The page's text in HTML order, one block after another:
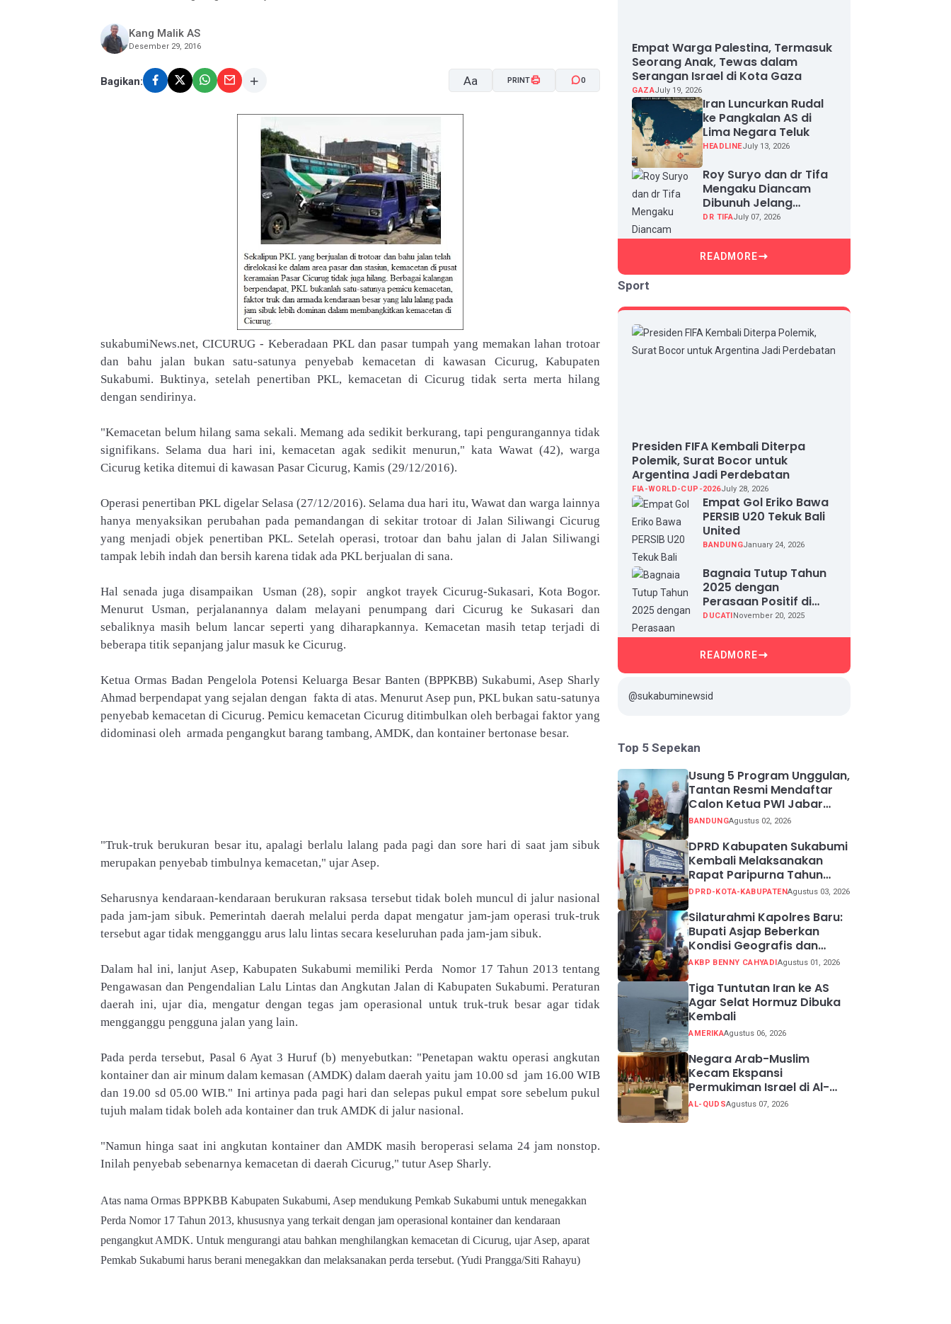
Kang Malik AS
Desember 29, 2016
Bagikan: Aa PRINT 0
sukabumiNews.net, CICURUG - Keberadaan PKL dan pasar tumpah yang memakan lahan trotoar
dan bahu jalan bukan satu-satunya penyebab kemacetan di kawasan Cicurug, Kabupaten
Sukabumi. Buktinya, setelah penertiban PKL, kemacetan di Cicurug tidak serta merta hilang
dengan sendirinya.
"Kemacetan belum hilang sama sekali. Memang ada sedikit berkurang, tapi pengurangannya tidak
signifikans. Selama dua hari ini, kemacetan agak sedikit menurun," kata Wawat (42), warga
Cicurug ketika ditemui di kawasan Pasar Cicurug, Kamis (29/12/2016).
Operasi penertiban PKL digelar Selasa (27/12/2016). Selama dua hari itu, Wawat dan warga lainnya
hanya menyaksikan perubahan pada pemandangan di sekitar trotoar di Jalan Siliwangi Cicurug
yang menjadi objek penertiban PKL. Setelah operasi, trotoar dan bahu jalan di Jalan Siliwangi
tampak lebih indah dan bersih karena tidak ada PKL berjualan di sana.
Hal senada juga disampaikan Usman (28), sopir angkot trayek Cicurug-Sukasari, Kota Bogor.
Menurut Usman, perjalanannya dalam melayani penumpang dari Cicurug ke Sukasari dan
sebaliknya masih belum lancar seperti yang diharapkannya. Kemacetan masih tetap terjadi di
beberapa titik sepanjang jalur masuk ke Cicurug.
Ketua Ormas Badan Pengelola Potensi Keluarga Besar Banten (BPPKBB) Sukabumi, Asep Sharly
Ahmad berpendapat yang sejalan dengan fakta di atas. Menurut Asep pun, PKL bukan satu-satunya
penyebab kemacetan di Cicurug. Pemicu kemacetan Cicurug ditimbulkan oleh berbagai faktor yang
didominasi oleh armada pengangkut barang tambang, AMDK, dan kontainer bertonase besar.
"Truk-truk berukuran besar itu, apalagi berlalu lalang pada pagi dan sore hari di saat jam sibuk
merupakan penyebab timbulnya kemacetan," ujar Asep.
Seharusnya kendaraan-kendaraan berukuran raksasa tersebut tidak boleh muncul di jalur nasional
pada jam-jam sibuk. Pemerintah daerah melalui perda dapat mengatur jam-jam operasi truk-truk
tersebut agar tidak mengganggu arus lalu lintas secara keseluruhan pada jam-jam sibuk.
Dalam hal ini, lanjut Asep, Kabupaten Sukabumi memiliki Perda Nomor 17 Tahun 2013 tentang
Pengawasan dan Pengendalian Lalu Lintas dan Angkutan Jalan di Kabupaten Sukabumi. Peraturan
daerah ini, ujar dia, mengatur dengan tegas jam operasional untuk truk-truk besar agar tidak
mengganggu pengguna jalan yang lain.
Pada perda tersebut, Pasal 6 Ayat 3 Huruf (b) menyebutkan: "Penetapan waktu operasi angkutan
kontainer dan air minum dalam kemasan (AMDK) dalam daerah yaitu jam 10.00 sd jam 16.00 WIB
dan 19.00 sd 05.00 WIB." Ini artinya pada pagi hari dan selepas pukul empat sore sebelum pukul
tujuh malam tidak boleh ada kontainer dan truk AMDK di jalur nasional.
"Namun hinga saat ini angkutan kontainer dan AMDK masih beroperasi selama 24 jam nonstop.
Inilah penyebab sebenarnya kemacetan di daerah Cicurug," tutur Asep Sharly.
Atas nama Ormas BPPKBB Kabupaten Sukabumi, Asep mendukung Pemkab Sukabumi untuk menegakkan
Perda Nomor 17 Tahun 2013, khususnya yang terkait dengan jam operasional kontainer dan kendaraan
pengangkut AMDK. Untuk mengurangi atau bahkan menghilangkan kemacetan di Cicurug, ujar Asep, aparat
Pemkab Sukabumi harus berani menegakkan dan melaksanakan perda tersebut. (Yudi Prangga/Siti Rahayu)
Empat Warga Palestina, Termasuk
Seorang Anak, Tewas dalam
Serangan Israel di Kota Gaza
GAZAJuly 19, 2026
Iran Luncurkan Rudal
ke Pangkalan AS di
Lima Negara Teluk
HEADLINEJuly 13, 2026
Roy Suryo dan dr Tifa
Mengaku Diancam
Dibunuh Jelang
Sidang, Klaim Ada
DR TIFAJuly 07, 2026
READMORE
Sport
Presiden FIFA Kembali Diterpa
Polemik, Surat Bocor untuk
Argentina Jadi Perdebatan
FIA-WORLD-CUP-2026July 28, 2026
Empat Gol Eriko Bawa
PERSIB U20 Tekuk Bali
United
BANDUNGJanuary 24, 2026
Bagnaia Tutup Tahun
2025 dengan
Perasaan Positif di
Valencia Test
DUCATINovember 20, 2025
READMORE
@sukabuminewsid
Top 5 Sepekan
Usung 5 Program Unggulan,
Tantan Resmi Mendaftar
Calon Ketua PWI Jabar
2026-2031
BANDUNGAgustus 02, 2026
DPRD Kabupaten Sukabumi
Kembali Melaksanakan
Rapat Paripurna Tahun
Sidang 2026
DPRD-KOTA-KABUPATENAgustus 03, 2026
Silaturahmi Kapolres Baru:
Bupati Asjap Beberkan
Kondisi Geografis dan
Potensi Kabupaten
AKBP BENNY CAHYADIAgustus 01, 2026
Tiga Tuntutan Iran ke AS
Agar Selat Hormuz Dibuka
Kembali
AMERIKAAgustus 06, 2026
Negara Arab-Muslim
Kecam Ekspansi
Permukiman Israel di Al-
Quds Timur
AL-QUDSAgustus 07, 2026